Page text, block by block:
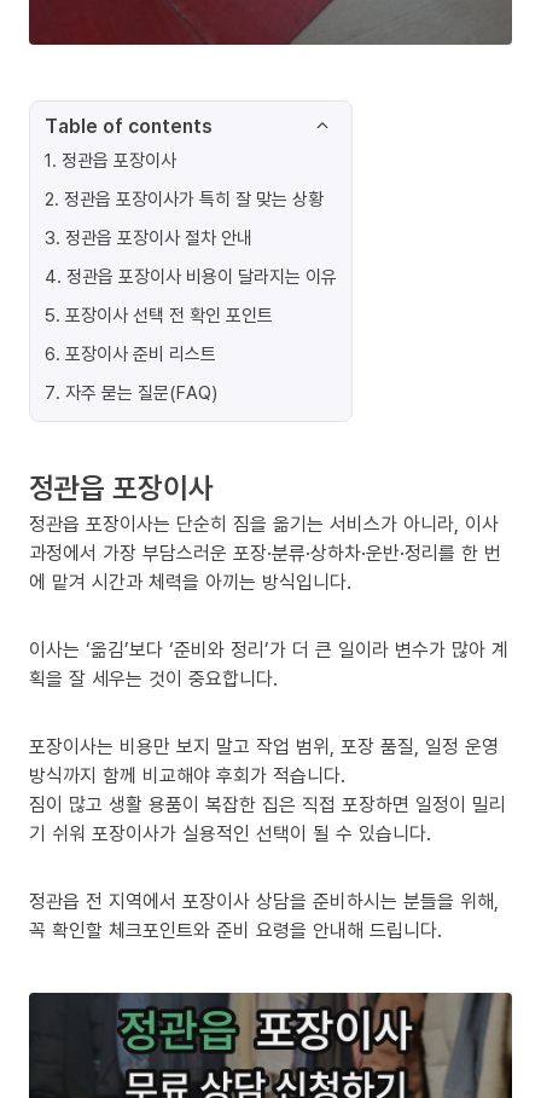
Table of contents
1. 정관읍 포장이사
2. 정관읍 포장이사가 특히 잘 맞는 상황
3. 정관읍 포장이사 절차 안내
4. 정관읍 포장이사 비용이 달라지는 이유
5. 포장이사 선택 전 확인 포인트
6. 포장이사 준비 리스트
7. 자주 묻는 질문(FAQ)
정관읍 포장이사
정관읍 포장이사는 단순히 짐을 옮기는 서비스가 아니라, 이사
과정에서 가장 부담스러운 포장·분류·상하차·운반·정리를 한 번
에 맡겨 시간과 체력을 아끼는 방식입니다.
이사는 ‘옮김’보다 ‘준비와 정리’가 더 큰 일이라 변수가 많아 계
획을 잘 세우는 것이 중요합니다.
포장이사는 비용만 보지 말고 작업 범위, 포장 품질, 일정 운영
방식까지 함께 비교해야 후회가 적습니다.
짐이 많고 생활 용품이 복잡한 집은 직접 포장하면 일정이 밀리
기 쉬워 포장이사가 실용적인 선택이 될 수 있습니다.
정관읍 전 지역에서 포장이사 상담을 준비하시는 분들을 위해,
꼭 확인할 체크포인트와 준비 요령을 안내해 드립니다.